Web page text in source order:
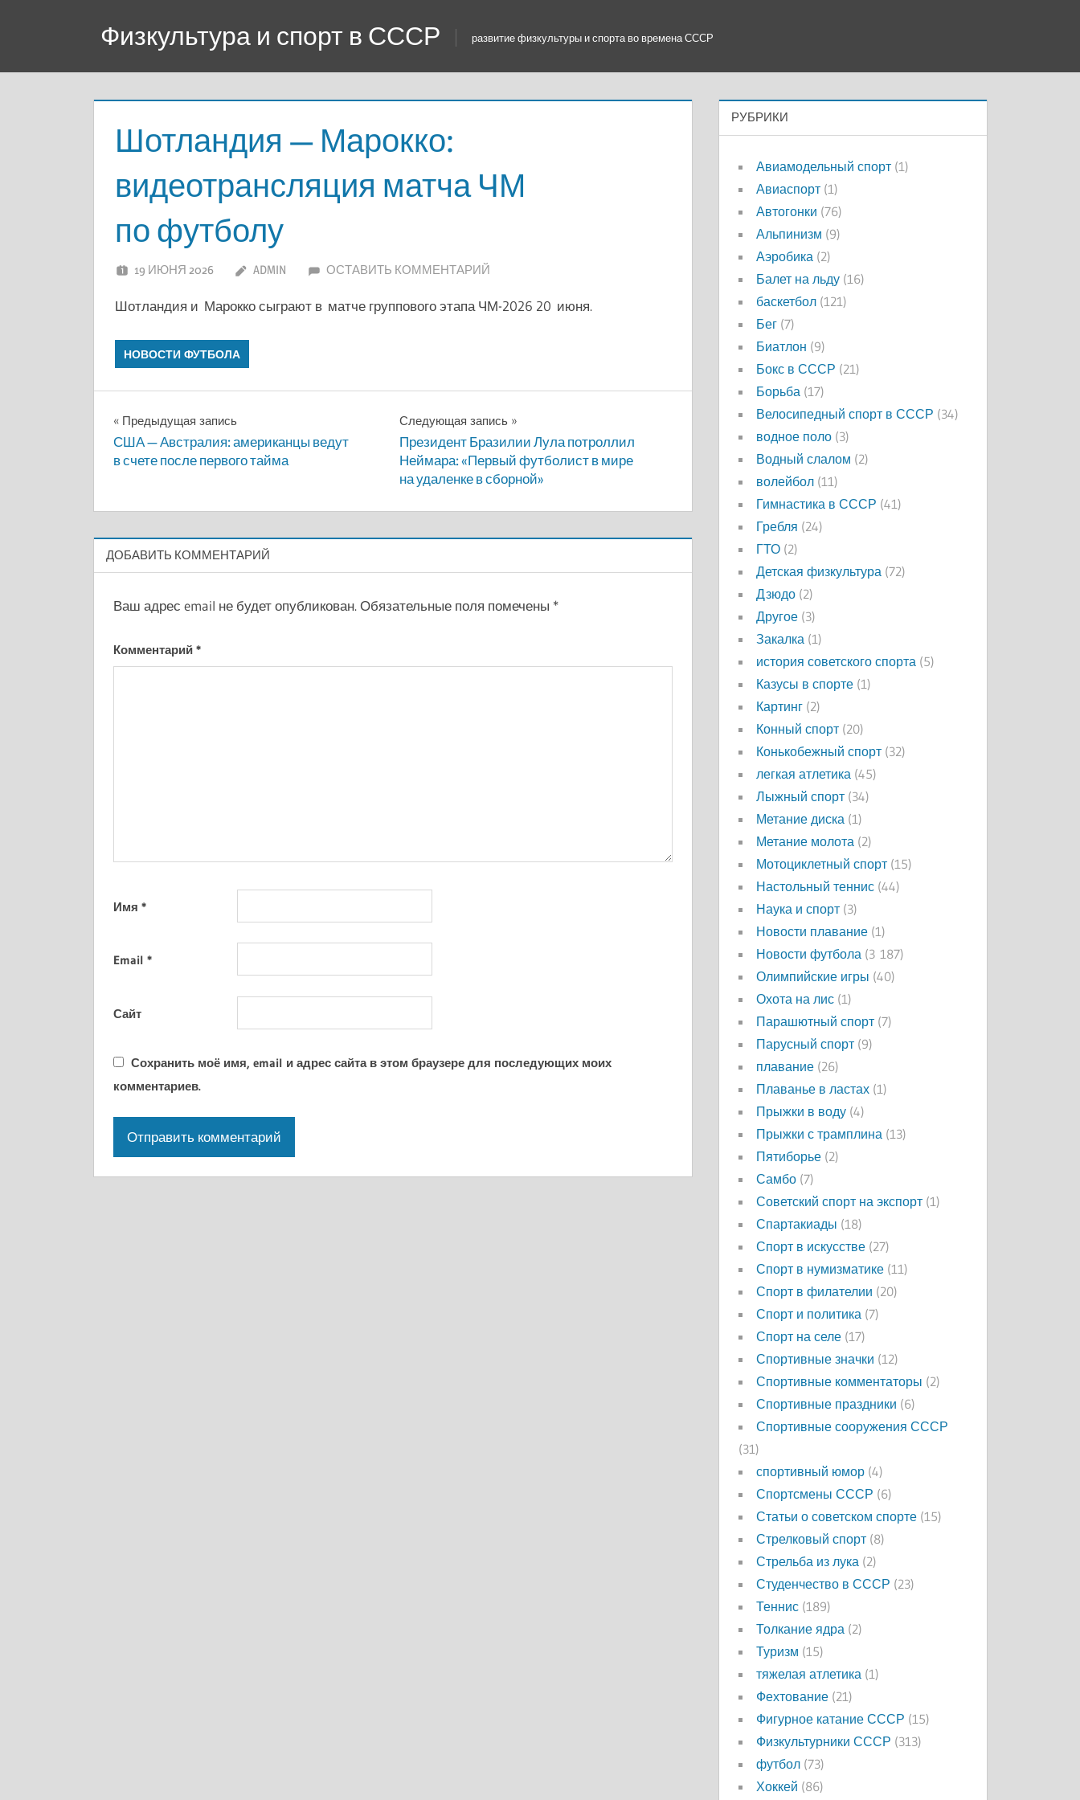
Физкультура и спорт в СССР развитие физкультуры и спорта во времена СССР
Шотландия — Марокко:
видеотрансляция матча ЧМ
по футболу
19 ИЮНЯ 2026 ADMIN ОСТАВИТЬ КОММЕНТАРИЙ
Шотландия и Марокко сыграют в матче группового этапа ЧМ-2026 20 июня.
НОВОСТИ ФУТБОЛА
Навигация
по
Предыдущая запись
США — Австралия: американцы ведут
в счете после первого тайма
Следующая запись
Президент Бразилии Лула потроллил
Неймара: «Первый футболист в мире
на удаленке в сборной»
ДОБАВИТЬ КОММЕНТАРИЙ
Ваш адрес email не будет опубликован.Обязательные поля помечены *
Комментарий *
Имя *
Email *
Сайт
Сохранить моё имя, email и адрес сайта в этом браузере для последующих моих
комментариев.
РУБРИКИ
Авиамодельный спорт (1)
Авиаспорт (1)
Автогонки (76)
Альпинизм (9)
Аэробика (2)
Балет на льду (16)
баскетбол (121)
Бег (7)
Биатлон (9)
Бокс в СССР (21)
Борьба (17)
Велосипедный спорт в СССР (34)
водное поло (3)
Водный слалом (2)
волейбол (11)
Гимнастика в СССР (41)
Гребля (24)
ГТО (2)
Детская физкультура (72)
Дзюдо (2)
Другое (3)
Закалка (1)
история советского спорта (5)
Казусы в спорте (1)
Картинг (2)
Конный спорт (20)
Конькобежный спорт (32)
легкая атлетика (45)
Лыжный спорт (34)
Метание диска (1)
Метание молота (2)
Мотоциклетный спорт (15)
Настольный теннис (44)
Наука и спорт (3)
Новости плавание (1)
Новости футбола (3 187)
Олимпийские игры (40)
Охота на лис (1)
Парашютный спорт (7)
Парусный спорт (9)
плавание (26)
Плаванье в ластах (1)
Прыжки в воду (4)
Прыжки с трамплина (13)
Пятиборье (2)
Самбо (7)
Советский спорт на экспорт (1)
Спартакиады (18)
Спорт в искусстве (27)
Спорт в нумизматике (11)
Спорт в филателии (20)
Спорт и политика (7)
Спорт на селе (17)
Спортивные значки (12)
Спортивные комментаторы (2)
Спортивные праздники (6)
Спортивные сооружения СССР
(31)
спортивный юмор (4)
Спортсмены СССР (6)
Статьи о советском спорте (15)
Стрелковый спорт (8)
Стрельба из лука (2)
Студенчество в СССР (23)
Теннис (189)
Толкание ядра (2)
Туризм (15)
тяжелая атлетика (1)
Фехтование (21)
Фигурное катание СССР (15)
Физкультурники СССР (313)
футбол (73)
Хоккей (86)